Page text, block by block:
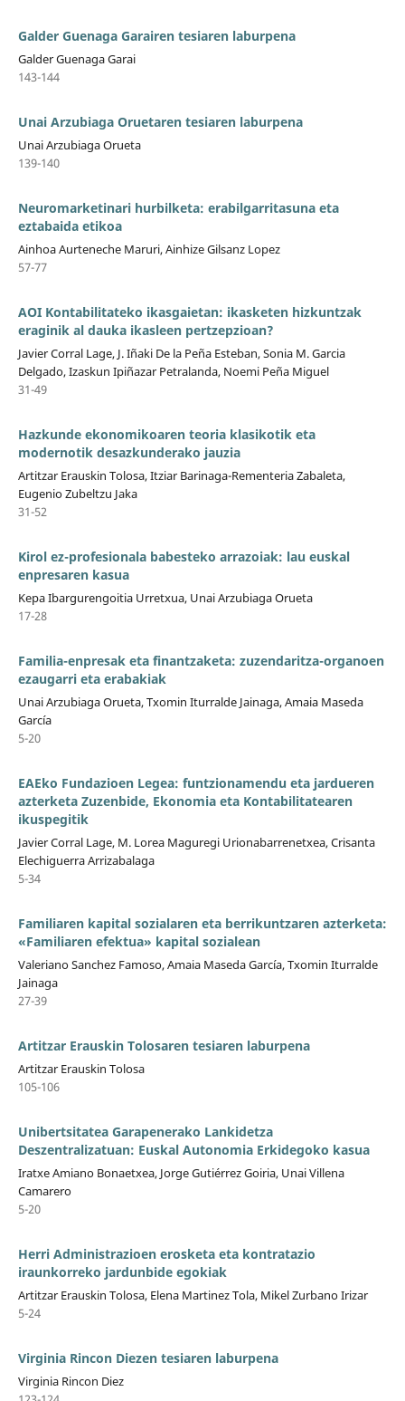
Galder Guenaga Garairen tesiaren laburpena
Galder Guenaga Garai
143-144
Unai Arzubiaga Oruetaren tesiaren laburpena
Unai Arzubiaga Orueta
139-140
Neuromarketinari hurbilketa: erabilgarritasuna eta
eztabaida etikoa
Ainhoa Aurteneche Maruri, Ainhize Gilsanz Lopez
57-77
AOI Kontabilitateko ikasgaietan: ikasketen hizkuntzak
eraginik al dauka ikasleen pertzepzioan?
Javier Corral Lage, J. Iñaki De la Peña Esteban, Sonia M. Garcia
Delgado, Izaskun Ipiñazar Petralanda, Noemi Peña Miguel
31-49
Hazkunde ekonomikoaren teoria klasikotik eta
modernotik desazkunderako jauzia
Artitzar Erauskin Tolosa, Itziar Barinaga-Rementeria Zabaleta,
Eugenio Zubeltzu Jaka
31-52
Kirol ez-profesionala babesteko arrazoiak: lau euskal
enpresaren kasua
Kepa Ibargurengoitia Urretxua, Unai Arzubiaga Orueta
17-28
Familia-enpresak eta finantzaketa: zuzendaritza-organoen
ezaugarri eta erabakiak
Unai Arzubiaga Orueta, Txomin Iturralde Jainaga, Amaia Maseda
García
5-20
EAEko Fundazioen Legea: funtzionamendu eta jardueren
azterketa Zuzenbide, Ekonomia eta Kontabilitatearen
ikuspegitik
Javier Corral Lage, M. Lorea Maguregi Urionabarrenetxea, Crisanta
Elechiguerra Arrizabalaga
5-34
Familiaren kapital sozialaren eta berrikuntzaren azterketa:
«Familiaren efektua» kapital sozialean
Valeriano Sanchez Famoso, Amaia Maseda García, Txomin Iturralde
Jainaga
27-39
Artitzar Erauskin Tolosaren tesiaren laburpena
Artitzar Erauskin Tolosa
105-106
Unibertsitatea Garapenerako Lankidetza
Deszentralizatuan: Euskal Autonomia Erkidegoko kasua
Iratxe Amiano Bonaetxea, Jorge Gutiérrez Goiria, Unai Villena
Camarero
5-20
Herri Administrazioen erosketa eta kontratazio
iraunkorreko jardunbide egokiak
Artitzar Erauskin Tolosa, Elena Martinez Tola, Mikel Zurbano Irizar
5-24
Virginia Rincon Diezen tesiaren laburpena
Virginia Rincon Diez